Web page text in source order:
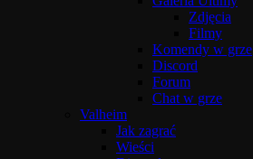
Zdjęcia
Filmy
Komendy w grze
Discord
Forum
Chat w grze
Valheim
Jak zagrać
Wieści